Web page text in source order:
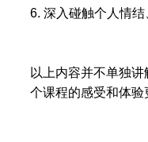
6. 深入碰触个人情结
以上内容并不单独
个课程的感受和体验